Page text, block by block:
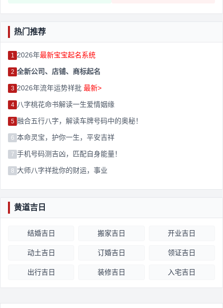
热门推荐
1 2026年最新宝宝起名系统
2 全新公司、店铺、商标起名
3 2026年流年运势祥批 最新>
4 八字桃花命书解读一生爱情姻缘
5 融合五行八字，解读车牌号码中的奥秘！
6 本命灵宝，护你一生，平安吉祥
7 手机号码测吉凶，匹配自身能量！
8 大师八字祥批你的财运，事业
黄道吉日
结婚吉日 搬家吉日 开业吉日
动土吉日 订婚吉日 领证吉日
出行吉日 装修吉日 入宅吉日